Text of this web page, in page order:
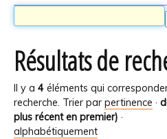
Résultats de
Il y a 4 éléments qui
recherche. Trier par pertinence ·
plus récent en premier) ·
alphabétiquement